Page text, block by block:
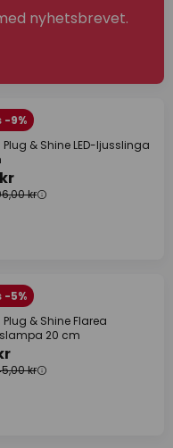
nyhetsbrevet.
-9%
& Shine LED-ljusslinga
kr
-5%
& Shine Flarea
20 cm
kr